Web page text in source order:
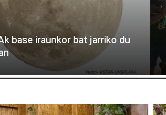
base iraunkor bat jarriko du